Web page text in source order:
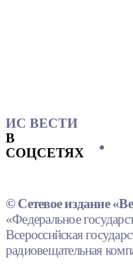
ИС ВЕСТИ
В
СОЦСЕТЯХ
© Сетевое издание
«Федеральное
Всероссийская
радиовещательная